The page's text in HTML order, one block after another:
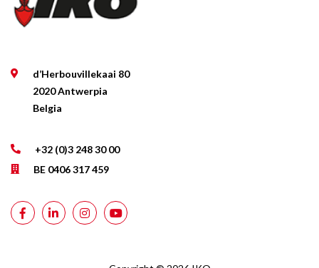
d’Herbouvillekaai 80
2020 Antwerpia
Belgia
+32 (0)3 248 30 00
BE 0406 317 459